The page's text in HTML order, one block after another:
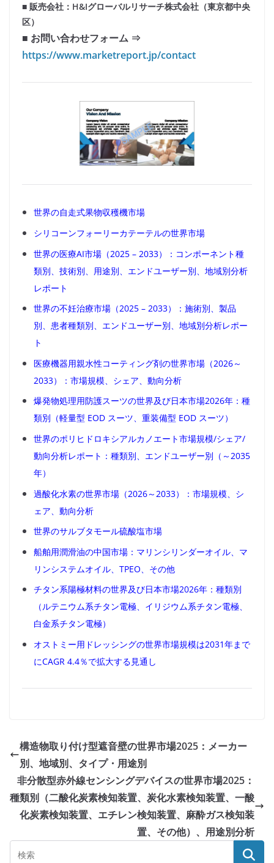
■ 販売会社：H&Iグローバルリサーチ株式会社（東京都中央
区）
■ お問い合わせフォーム ⇒
https://www.marketreport.jp/contact
世界の自走式果物収穫機市場
シリコーンフォーリーカテーテルの世界市場
世界の医療AI市場（2025 – 2033）：コンポーネント種
類別、技術別、用途別、エンドユーザー別、地域別分析
レポート
世界の不妊治療市場（2025 – 2033）：施術別、製品
別、患者種類別、エンドユーザー別、地域別分析レポー
ト
医療機器用親水性コーティング剤の世界市場（2026～
2033）：市場規模、シェア、動向分析
爆発物処理用防護スーツの世界及び日本市場2026年：種
類別（軽量型 EOD スーツ、重装備型 EOD スーツ）
世界のポリヒドロキシアルカノエート市場規模/シェア/
動向分析レポート：種類別、エンドユーザー別（～2035
年）
過酸化水素の世界市場（2026～2033）：市場規模、シ
ェア、動向分析
世界のサルブタモール硫酸塩市場
船舶用潤滑油の中国市場：マリンシリンダーオイル、マ
リンシステムオイル、TPEO、その他
チタン系陽極材料の世界及び日本市場2026年：種類別
（ルテニウム系チタン電極、イリジウム系チタン電極、
白金系チタン電極）
オストミー用ドレッシングの世界市場規模は2031年まで
にCAGR 4.4％で拡大する見通し
構造物取り付け型遮音壁の世界市場2025：メーカー
別、地域別、タイプ・用途別
非分散型赤外線センシングデバイスの世界市場2025：
種類別（二酸化炭素検知装置、炭化水素検知装置、一酸
化炭素検知装置、エチレン検知装置、麻酔ガス検知装
置、その他）、用途別分析